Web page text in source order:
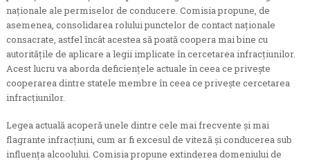
naționale ale permiselor de conducere. Comisia propune, de
asemenea, consolidarea rolului punctelor de contact naționale
consacrate, astfel încât acestea să poată coopera mai bine cu
autoritățile de aplicare a legii implicate în cercetarea infracțiunilor.
Acest lucru va aborda deficiențele actuale în ceea ce privește
cooperarea dintre statele membre în ceea ce privește cercetarea
infracțiunilor.
Legea actuală acoperă unele dintre cele mai frecvente și mai
flagrante infracțiuni, cum ar fi excesul de viteză și conducerea sub
influența alcoolului. Comisia propune extinderea domeniului de